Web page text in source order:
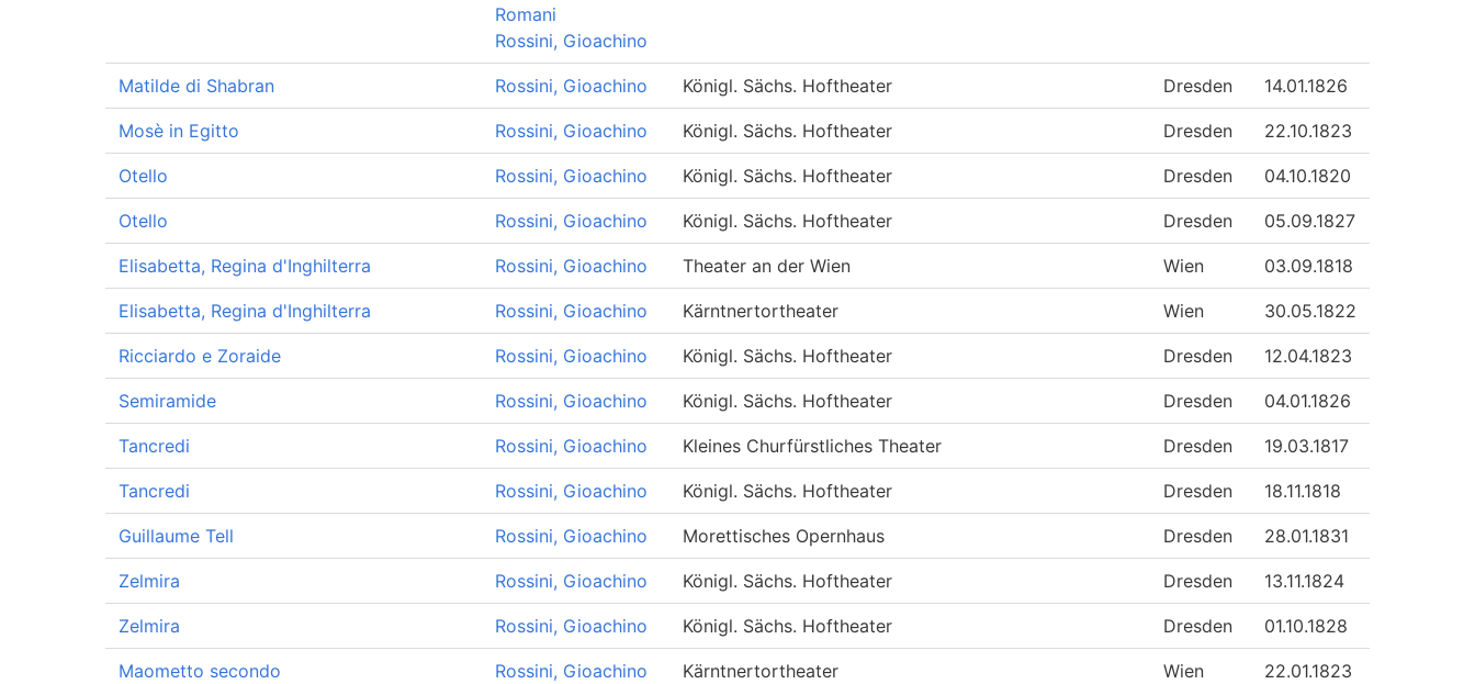
Romani
Rossini, Gioachino
Matilde di Shabran Rossini, Gioachino Königl. Sächs. Hoftheater Dresden 14.01.1826
Mosè in Egitto Rossini, Gioachino Königl. Sächs. Hoftheater Dresden 22.10.1823
Otello Rossini, Gioachino Königl. Sächs. Hoftheater Dresden 04.10.1820
Otello Rossini, Gioachino Königl. Sächs. Hoftheater Dresden 05.09.1827
Elisabetta, Regina d'Inghilterra Rossini, Gioachino Theater an der Wien Wien 03.09.1818
Elisabetta, Regina d'Inghilterra Rossini, Gioachino Kärntnertortheater Wien 30.05.1822
Ricciardo e Zoraide Rossini, Gioachino Königl. Sächs. Hoftheater Dresden 12.04.1823
Semiramide Rossini, Gioachino Königl. Sächs. Hoftheater Dresden 04.01.1826
Tancredi Rossini, Gioachino Kleines Churfürstliches Theater Dresden 19.03.1817
Tancredi Rossini, Gioachino Königl. Sächs. Hoftheater Dresden 18.11.1818
Guillaume Tell Rossini, Gioachino Morettisches Opernhaus Dresden 28.01.1831
Zelmira Rossini, Gioachino Königl. Sächs. Hoftheater Dresden 13.11.1824
Zelmira Rossini, Gioachino Königl. Sächs. Hoftheater Dresden 01.10.1828
Maometto secondo Rossini, Gioachino Kärntnertortheater Wien 22.01.1823